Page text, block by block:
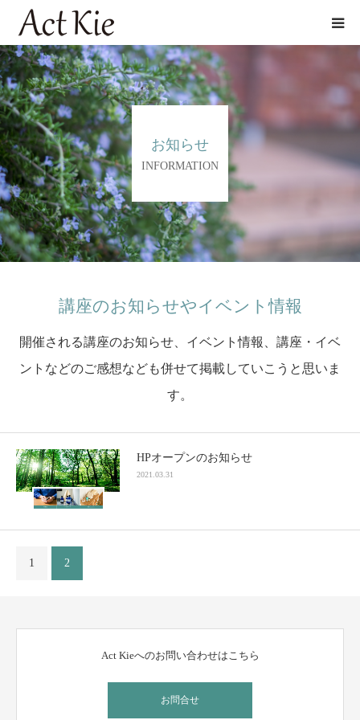
お知らせ
INFORMATION
講座のお知らせやイベント情報
開催される講座のお知らせ、イベント情報、講座・イベ
ントなどのご感想なども併せて掲載していこうと思いま
す。
HPオープンのお知らせ
2021.03.31
1 2
Act Kieへのお問い合わせはこちら
お問合せ
講座/AromaSchool
アロマ空間プロデュース
商品開発
プロフィール
店舗情報
お問い合わせ
オンラインショップ